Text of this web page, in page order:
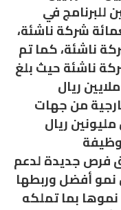
للبرنامج في
شركة ناشئة،
ناشئة، كما تم
ناشئة حيث بلغ
ريال
من جهات
ريال
فرص جديدة لدعم
نمو أفضل وربطها
بما تملكه